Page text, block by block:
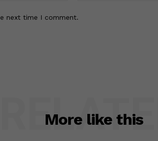
next time I comment.
More like this
RELATED